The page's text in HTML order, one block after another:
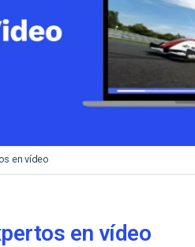
Privacidad y Seguridad
Aprendizaje en Línea
en vídeo
en vídeo